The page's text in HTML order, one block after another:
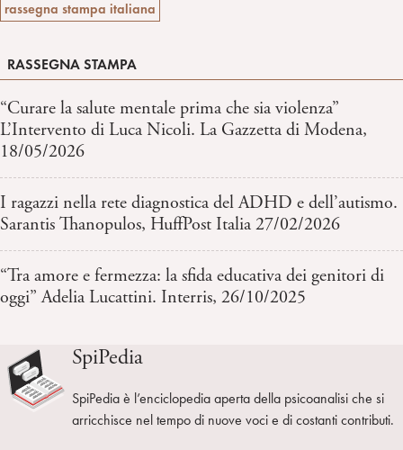
rassegna stampa italiana
RASSEGNA STAMPA
“Curare la salute mentale prima che sia violenza”
L’Intervento di Luca Nicoli. La Gazzetta di Modena,
18/05/2026
I ragazzi nella rete diagnostica del ADHD e dell’autismo.
Sarantis Thanopulos, HuffPost Italia 27/02/2026
“Tra amore e fermezza: la sfida educativa dei genitori di
oggi” Adelia Lucattini. Interris, 26/10/2025
SpiPedia
SpiPedia è l’enciclopedia aperta della psicoanalisi che si
arricchisce nel tempo di nuove voci e di costanti contributi.